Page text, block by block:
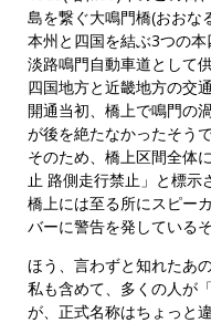
島を繋ぐ大鳴門橋(おおな
本州と四国を結ぶ3つの
淡路鳴門自動車道として供
四国地方と近畿地方の交
開通当初、橋上で鳴門の
が後を絶たなかったそうで
そのため、橋上区間全体
止 路側走行禁止」と標示
橋上には至る所にスピー
バーに警告を発しているそ
ほう、言わずと知れたあ
私も含めて、多くの人が
が、正式名称はちょっと違